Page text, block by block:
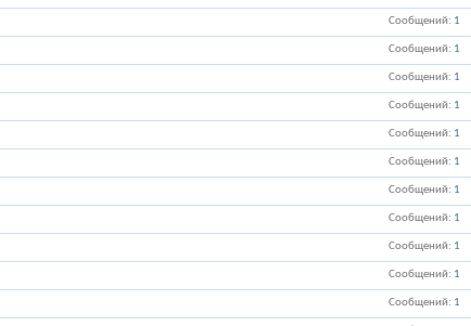
Сообщений 1
Сообщений 1
Сообщений 1
Сообщений 1
Сообщений 1
Сообщений 1
Сообщений 1
Сообщений 1
Сообщений 1
Сообщений 1
Сообщений 1